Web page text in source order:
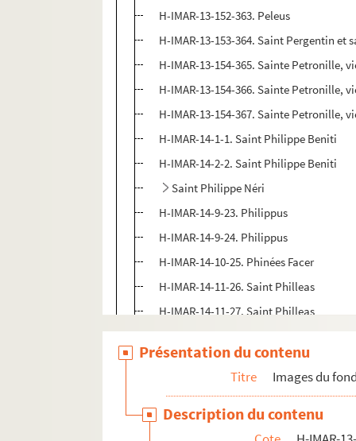
H-IMAR-13-152-363. Peleus
H-IMAR-13-153-364. Saint Pergentin et
H-IMAR-13-154-365. Sainte Petronille,
H-IMAR-13-154-366. Sainte Petronille,
H-IMAR-13-154-367. Sainte Petronille,
H-IMAR-14-1-1. Saint Philippe Beniti
H-IMAR-14-2-2. Saint Philippe Beniti
Saint Philippe Néri
H-IMAR-14-9-23. Philippus
H-IMAR-14-9-24. Philippus
H-IMAR-14-10-25. Phinées Facer
H-IMAR-14-11-26. Saint Philleas
H-IMAR-14-11-27. Saint Philleas
H-IMAR-14-12-28. Sainte Pharaïlde
H-IMAR-14-12-29. Sainte Pharaïlde
H-IMAR-14-12-30. Sainte Pharaïlde
H-IMAR-14-13-31. Saint Philogone
H-IMAR-14-13-32. Saint Philogone
Présentation du contenu
Titre Images du
Description du contenu